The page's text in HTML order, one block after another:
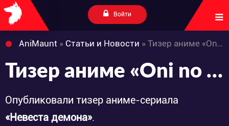
Войти
AniMaunt » Статьи и Новости » Тизер аниме «Oni no Hanayome»
Тизер аниме «Oni no Hanayome»
Опубликовали тизер аниме-сериала
«Невеста демона».